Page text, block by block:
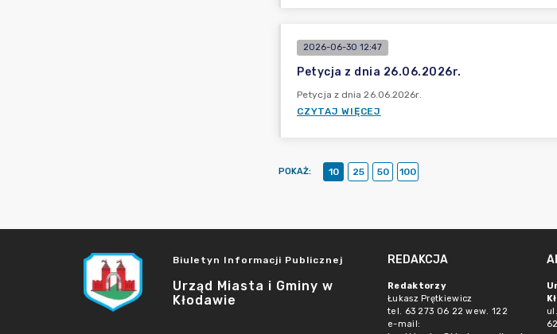
2026-06-30 12:47
Petycja z dnia 26.06.2026r.
Petycja z dnia 26.06.2026r.
CZYTAJ WIĘCEJ
POKAŻ: 10 25 50 100
Biuletyn Informacji Publicznej
Urząd Miasta i Gminy w
Kłodawie
REDAKCJA
Redaktorzy
Łukasz Prętkiewicz
tel. 63 273 06 22 wew. 122
e-mail: